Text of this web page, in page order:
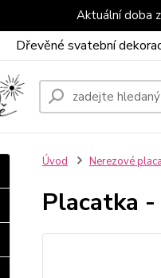
Aktuální doba
Dřevěné svatební
Úvod Nerezové
Placatka